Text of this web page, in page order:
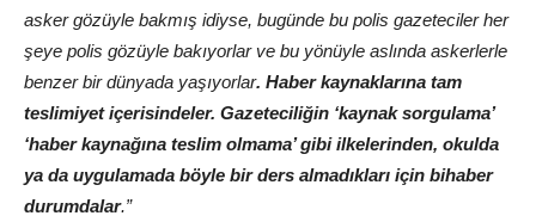
asker gözüyle bakmış idiyse, bugünde bu polis gazeteciler her
şeye polis gözüyle bakıyorlar ve bu yönüyle aslında askerlerle
benzer bir dünyada yaşıyorlar. Haber kaynaklarına tam
teslimiyet içerisindeler. Gazeteciliğin ‘kaynak sorgulama’
‘haber kaynağına teslim olmama’ gibi ilkelerinden, okulda
ya da uygulamada böyle bir ders almadıkları için bihaber
durumdalar.”